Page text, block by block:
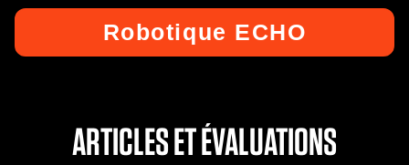
Robotique ECHO
ARTICLES ET ÉVALUATIONS